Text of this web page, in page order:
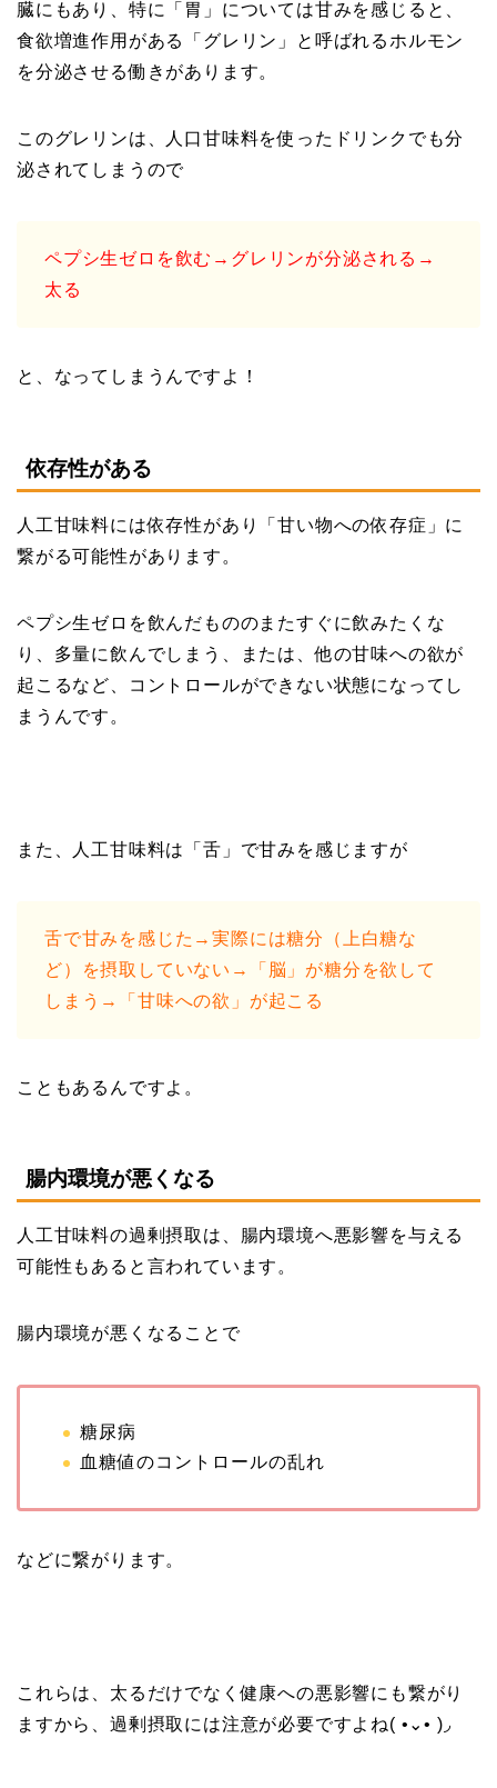
臓にもあり、特に「胃」については甘みを感じると、
食欲増進作用がある「グレリン」と呼ばれるホルモン
を分泌させる働きがあります。
このグレリンは、人口甘味料を使ったドリンクでも分
泌されてしまうので
ペプシ生ゼロを飲む→グレリンが分泌される→
太る
と、なってしまうんですよ！
依存性がある
人工甘味料には依存性があり「甘い物への依存症」に
繋がる可能性があります。
ペプシ生ゼロを飲んだもののまたすぐに飲みたくな
り、多量に飲んでしまう、または、他の甘味への欲が
起こるなど、コントロールができない状態になってし
まうんです。
また、人工甘味料は「舌」で甘みを感じますが
舌で甘みを感じた→実際には糖分（上白糖な
ど）を摂取していない→「脳」が糖分を欲して
しまう→「甘味への欲」が起こる
こともあるんですよ。
腸内環境が悪くなる
人工甘味料の過剰摂取は、腸内環境へ悪影響を与える
可能性もあると言われています。
腸内環境が悪くなることで
糖尿病
血糖値のコントロールの乱れ
などに繋がります。
これらは、太るだけでなく健康への悪影響にも繋がり
ますから、過剰摂取には注意が必要ですよね( •⌄• )◞